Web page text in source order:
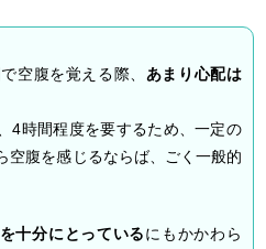
空腹を覚える際、 あまり心配は
4時間程度を要するため、一定の
空腹を感じるならば、ごく一般的
十分にとっているにもかかわら